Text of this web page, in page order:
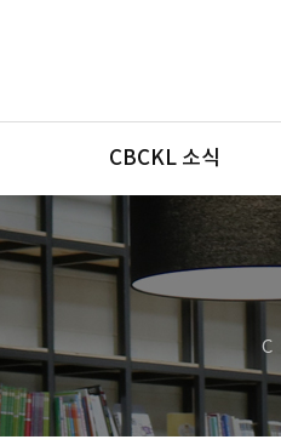
CBCKL 소식